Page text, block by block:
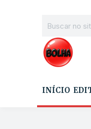
INÍCIO